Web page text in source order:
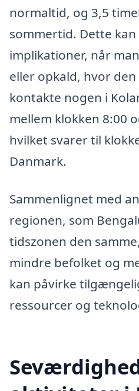
normaltid, og 3,5
sommertid. Dette
implikationer, når
eller opkald, hvor
kontakte nogen i
mellem klokken 8:00
hvilket svarer til
Danmark.
Sammenlignet med
regionen, som
tidszonen den
mindre befolket og
kan påvirke
ressourcer og